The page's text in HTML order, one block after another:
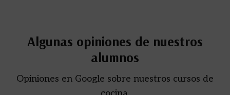
Algunas opiniones de nuestros
alumnos
Opiniones en Google sobre nuestros cursos de